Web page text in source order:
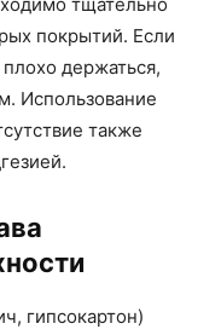
покрытий. Если
держаться,
Использование
также
гипсокартон)